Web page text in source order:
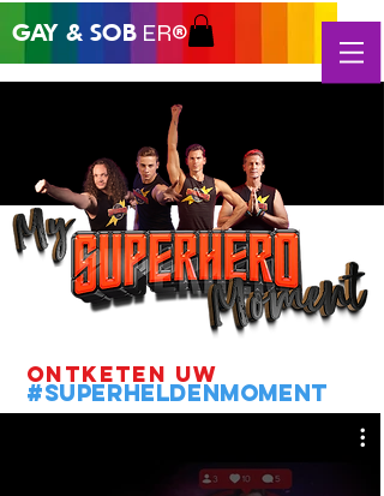
GAY & SOB ER®
Ontketen uw
#superheldenmoment